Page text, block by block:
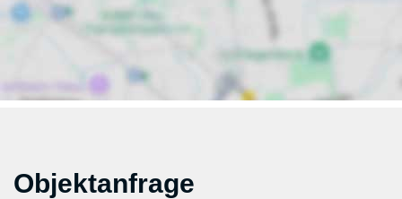
Objektanfrage